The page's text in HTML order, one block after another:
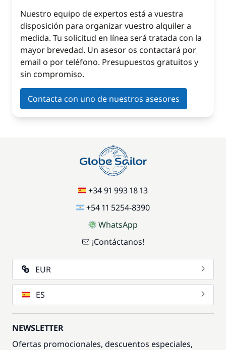
Nuestro equipo de expertos está a vuestra
disposición para organizar vuestro alquiler a
medida. Tu solicitud en línea será tratada con la
mayor brevedad. Un asesor os contactará por
email o por teléfono. Presupuestos gratuitos y
sin compromiso.
Contacta con uno de nuestros asesores
+34 91 993 18 13
+54 11 5254-8390
WhatsApp
¡Contáctanos!
EUR
ES
NEWSLETTER
Ofertas promocionales, descuentos especiales,